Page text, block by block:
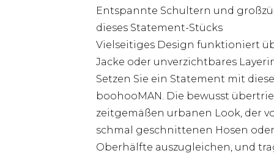
Entspannte Schultern und
dieses Statement-Stücks
Vielseitiges Design funktioniert
Jacke oder unverzichtbares
Setzen Sie ein Statement mit
boohooMAN. Die bewusst
zeitgemäßen urbanen Look, der
schmal geschnittenen Hosen
Oberhälfte auszugleichen, und